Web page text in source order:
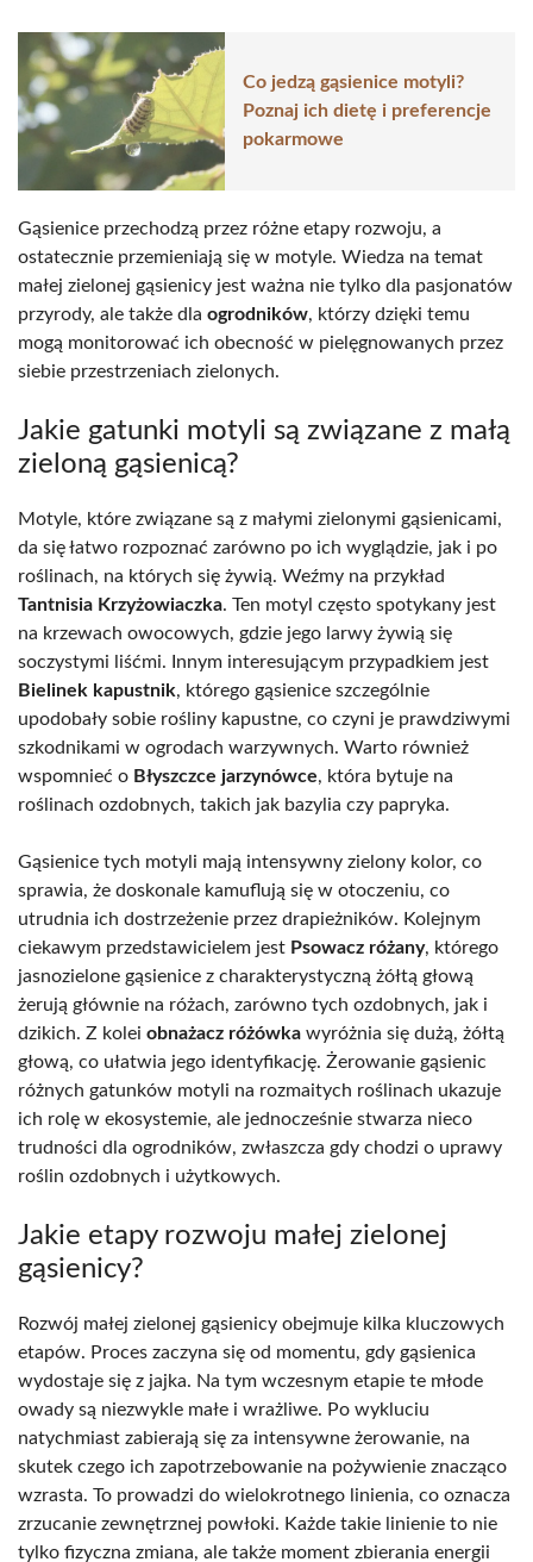
Co jedzą gąsienice motyli?
Poznaj ich dietę i preferencje
pokarmowe
Gąsienice przechodzą przez różne etapy rozwoju, a
ostatecznie przemieniają się w motyle. Wiedza na temat
małej zielonej gąsienicy jest ważna nie tylko dla pasjonatów
przyrody, ale także dla ogrodników, którzy dzięki temu
mogą monitorować ich obecność w pielęgnowanych przez
siebie przestrzeniach zielonych.
Jakie gatunki motyli są związane z małą
zieloną gąsienicą?
Motyle, które związane są z małymi zielonymi gąsienicami,
da się łatwo rozpoznać zarówno po ich wyglądzie, jak i po
roślinach, na których się żywią. Weźmy na przykład
Tantnisia Krzyżowiaczka. Ten motyl często spotykany jest
na krzewach owocowych, gdzie jego larwy żywią się
soczystymi liśćmi. Innym interesującym przypadkiem jest
Bielinek kapustnik, którego gąsienice szczególnie
upodobały sobie rośliny kapustne, co czyni je prawdziwymi
szkodnikami w ogrodach warzywnych. Warto również
wspomnieć o Błyszczce jarzynówce, która bytuje na
roślinach ozdobnych, takich jak bazylia czy papryka.
Gąsienice tych motyli mają intensywny zielony kolor, co
sprawia, że doskonale kamuflują się w otoczeniu, co
utrudnia ich dostrzeżenie przez drapieżników. Kolejnym
ciekawym przedstawicielem jest Psowacz różany, którego
jasnozielone gąsienice z charakterystyczną żółtą głową
żerują głównie na różach, zarówno tych ozdobnych, jak i
dzikich. Z kolei obnażacz różówka wyróżnia się dużą, żółtą
głową, co ułatwia jego identyfikację. Żerowanie gąsienic
różnych gatunków motyli na rozmaitych roślinach ukazuje
ich rolę w ekosystemie, ale jednocześnie stwarza nieco
trudności dla ogrodników, zwłaszcza gdy chodzi o uprawy
roślin ozdobnych i użytkowych.
Jakie etapy rozwoju małej zielonej
gąsienicy?
Rozwój małej zielonej gąsienicy obejmuje kilka kluczowych
etapów. Proces zaczyna się od momentu, gdy gąsienica
wydostaje się z jajka. Na tym wczesnym etapie te młode
owady są niezwykle małe i wrażliwe. Po wykluciu
natychmiast zabierają się za intensywne żerowanie, na
skutek czego ich zapotrzebowanie na pożywienie znacząco
wzrasta. To prowadzi do wielokrotnego linienia, co oznacza
zrzucanie zewnętrznej powłoki. Każde takie linienie to nie
tylko fizyczna zmiana, ale także moment zbierania energii